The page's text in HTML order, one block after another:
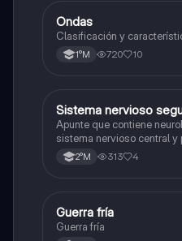
Física
Ondas
Clasificación y
1°M 720 10
Biología
Sistema nervioso
Apunte que contiene
sistema nervioso central y
endocrino
2°M 313 4
GHistoria
Guerra fría
Guerra fría